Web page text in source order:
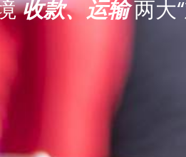
收款、运输两大